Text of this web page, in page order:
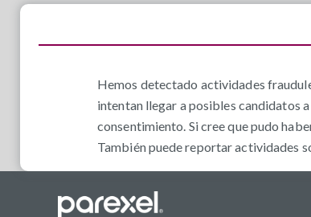
Hemos detectado actividades
intentan llegar a posibles candidatos
consentimiento. Si cree que pudo
También puede reportar actividades